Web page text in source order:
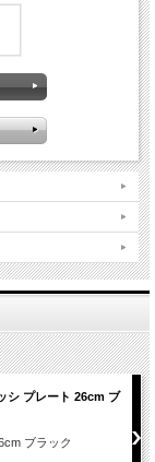
シ プレート 26cm ブ
ブラック